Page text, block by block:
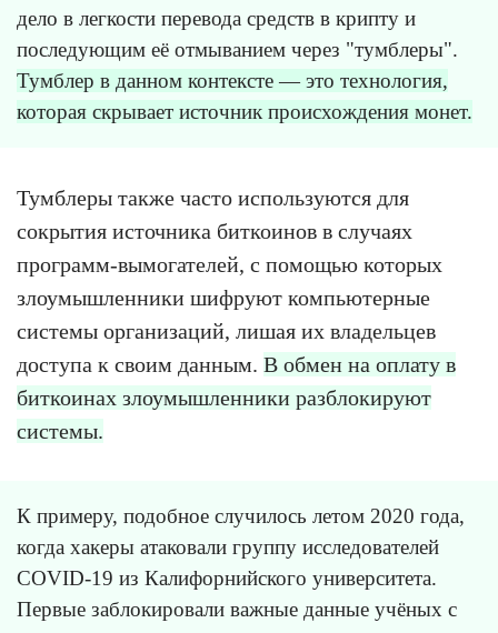
дело в легкости перевода средств в крипту и
последующим её отмыванием через "тумблеры".
Тумблер в данном контексте — это технология,
которая скрывает источник происхождения монет.
Тумблеры также часто используются для
сокрытия источника биткоинов в случаях
программ-вымогателей, с помощью которых
злоумышленники шифруют компьютерные
системы организаций, лишая их владельцев
доступа к своим данным. В обмен на оплату в
биткоинах злоумышленники разблокируют
системы.
К примеру, подобное случилось летом 2020 года,
когда хакеры атаковали группу исследователей
COVID-19 из Калифорнийского университета.
Первые заблокировали важные данные учёных с